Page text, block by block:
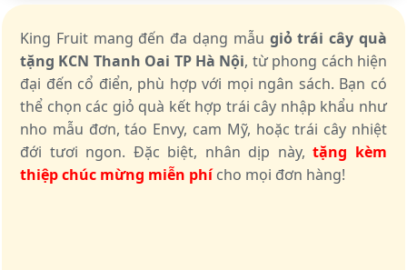
King Fruit mang đến đa dạng mẫu giỏ trái cây quà
tặng KCN Thanh Oai TP Hà Nội, từ phong cách hiện
đại đến cổ điển, phù hợp với mọi ngân sách. Bạn có
thể chọn các giỏ quà kết hợp trái cây nhập khẩu như
nho mẫu đơn, táo Envy, cam Mỹ, hoặc trái cây nhiệt
đới tươi ngon. Đặc biệt, nhân dịp này,tặng kèm
thiệp chúc mừng miễn phícho mọi đơn hàng!